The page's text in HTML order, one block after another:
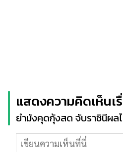
แสดงความคิดเห็นเ
ยำมังคุดกุ้งสด จับราชินีผลไ